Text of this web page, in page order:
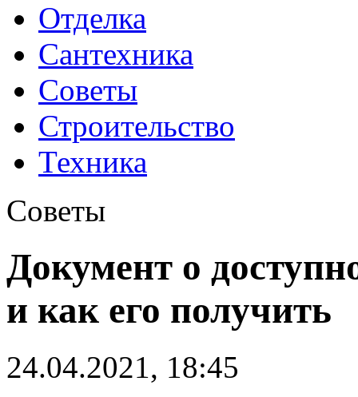
Отделка
Сантехника
Советы
Строительство
Техника
Советы
Документ о
и как его получить
24.04.2021, 18:45